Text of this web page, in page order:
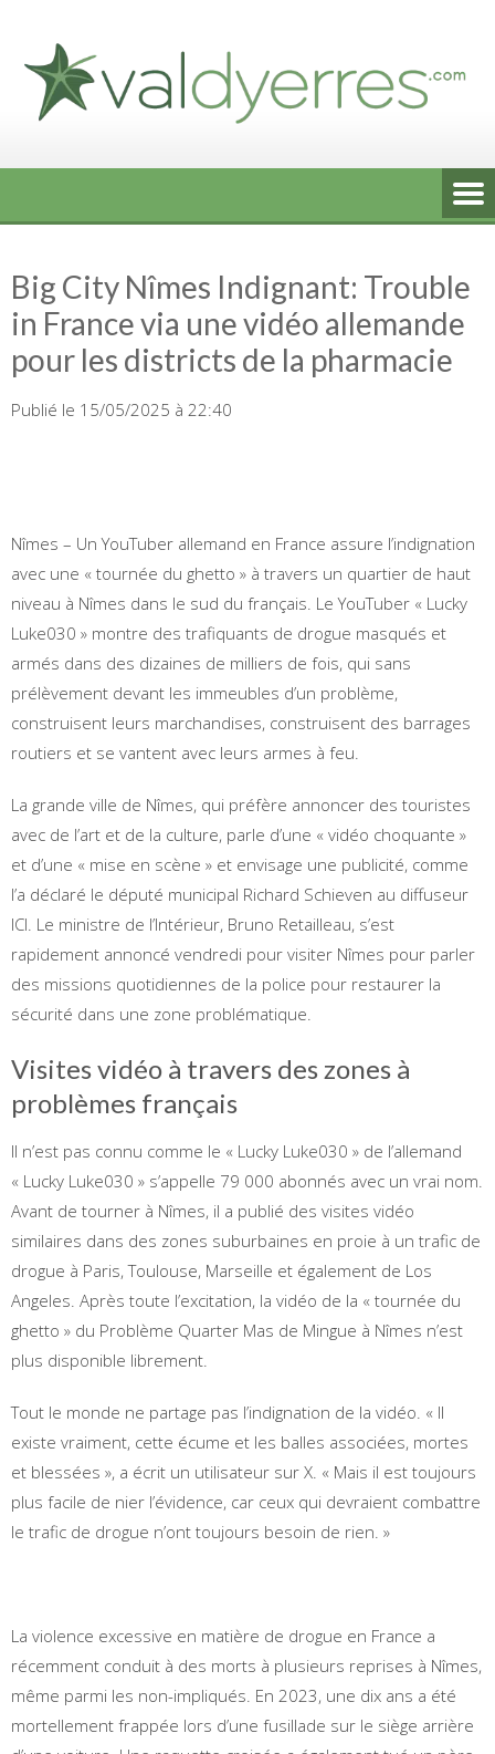
content
Big City Nîmes Indignant: Trouble
in France via une vidéo allemande
pour les districts de la pharmacie
Publié le 15/05/2025 à 22:40
Nîmes – Un YouTuber allemand en France assure l’indignation
avec une « tournée du ghetto » à travers un quartier de haut
niveau à Nîmes dans le sud du français. Le YouTuber « Lucky
Luke030 » montre des trafiquants de drogue masqués et
armés dans des dizaines de milliers de fois, qui sans
prélèvement devant les immeubles d’un problème,
construisent leurs marchandises, construisent des barrages
routiers et se vantent avec leurs armes à feu.
La grande ville de Nîmes, qui préfère annoncer des touristes
avec de l’art et de la culture, parle d’une « vidéo choquante »
et d’une « mise en scène » et envisage une publicité, comme
l’a déclaré le député municipal Richard Schieven au diffuseur
ICI. Le ministre de l’Intérieur, Bruno Retailleau, s’est
rapidement annoncé vendredi pour visiter Nîmes pour parler
des missions quotidiennes de la police pour restaurer la
sécurité dans une zone problématique.
Visites vidéo à travers des zones à
problèmes français
Il n’est pas connu comme le « Lucky Luke030 » de l’allemand
« Lucky Luke030 » s’appelle 79 000 abonnés avec un vrai nom.
Avant de tourner à Nîmes, il a publié des visites vidéo
similaires dans des zones suburbaines en proie à un trafic de
drogue à Paris, Toulouse, Marseille et également de Los
Angeles. Après toute l’excitation, la vidéo de la « tournée du
ghetto » du Problème Quarter Mas de Mingue à Nîmes n’est
plus disponible librement.
Tout le monde ne partage pas l’indignation de la vidéo. « Il
existe vraiment, cette écume et les balles associées, mortes
et blessées », a écrit un utilisateur sur X. « Mais il est toujours
plus facile de nier l’évidence, car ceux qui devraient combattre
le trafic de drogue n’ont toujours besoin de rien. »
La violence excessive en matière de drogue en France a
récemment conduit à des morts à plusieurs reprises à Nîmes,
même parmi les non-impliqués. En 2023, une dix ans a été
mortellement frappée lors d’une fusillade sur le siège arrière